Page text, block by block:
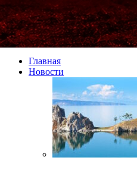
Главная
Новости